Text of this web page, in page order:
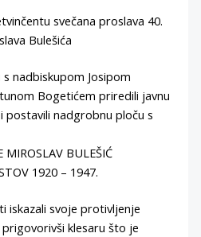
svečana proslava 40.
Bulešića
nadbiskupom Josipom
Bogetićem priredili javnu
nadgrobnu ploču s
MIROSLAV BULEŠIĆ
1920 – 1947.
iskazali svoje protivljenje
klesaru što je